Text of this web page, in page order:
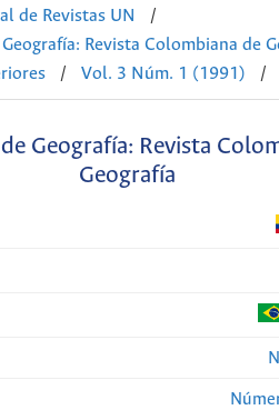
de Revistas UN
/
Revista Colombiana de
/ Vol. 3 Núm. 1 (1991) /
Geografía: Revista
Geografía